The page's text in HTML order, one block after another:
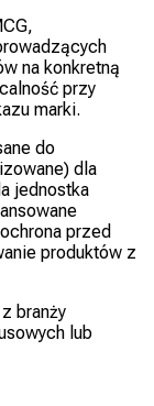
na konkretną
przy
marki.
do
dla
jednostka
przed
produktów z
branży
lub